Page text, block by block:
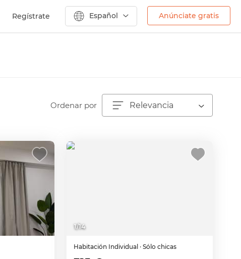
Regístrate Español Anúnciate gratis
Ordenar por Relevancia
1/14
Habitación Individual · Sólo chicas